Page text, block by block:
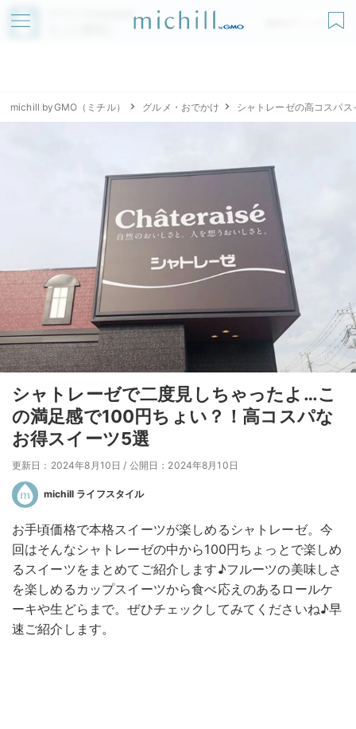
アプリでmichillが
無料ダウンロード
michill byGMO（ミチル） グルメ・おでかけ シャトレーゼの高コスパス
シャトレーゼで二度見しちゃったよ…こ
の満足感で100円ちょい？！高コスパな
お得スイーツ5選
更新日：2024年8月10日 / 公開日：2024年8月10日
michill ライフスタイル
お手頃価格で本格スイーツが楽しめるシャトレーゼ。今
回はそんなシャトレーゼの中から100円ちょっとで楽しめ
るスイーツをまとめてご紹介します♪フルーツの美味しさ
を楽しめるカップスイーツから食べ応えのあるロールケ
ーキや生どらまで。ぜひチェックしてみてくださいね♪早
速ご紹介します。